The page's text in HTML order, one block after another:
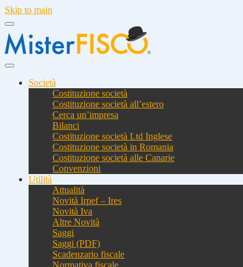
Skip to main
Società
Costituzione società
Costituzione società all’estero
Cerca un’impresa
Bilanci
Costituzione società Ltd Inglese
Costituzione società in Romania
Costituzione società alle Canarie
Convenzioni
Utilità
Attualità
Novità Irpef – Ires
Novità Iva
Altre Novità
Saggi
Saggi (PDF)
Scadenzario fiscale
Normativa fiscale